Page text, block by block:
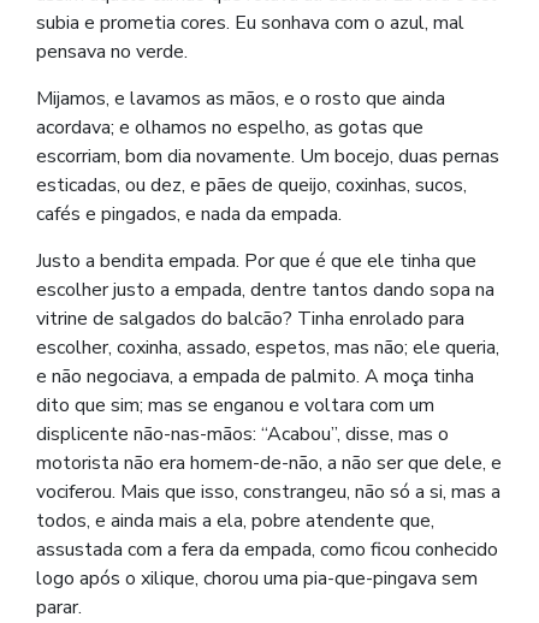
subia e prometia cores. Eu sonhava com o azul, mal
pensava no verde.
Mijamos, e lavamos as mãos, e o rosto que ainda
acordava; e olhamos no espelho, as gotas que
escorriam, bom dia novamente. Um bocejo, duas pernas
esticadas, ou dez, e pães de queijo, coxinhas, sucos,
cafés e pingados, e nada da empada.
Justo a bendita empada. Por que é que ele tinha que
escolher justo a empada, dentre tantos dando sopa na
vitrine de salgados do balcão? Tinha enrolado para
escolher, coxinha, assado, espetos, mas não; ele queria,
e não negociava, a empada de palmito. A moça tinha
dito que sim; mas se enganou e voltara com um
displicente não-nas-mãos: “Acabou”, disse, mas o
motorista não era homem-de-não, a não ser que dele, e
vociferou. Mais que isso, constrangeu, não só a si, mas a
todos, e ainda mais a ela, pobre atendente que,
assustada com a fera da empada, como ficou conhecido
logo após o xilique, chorou uma pia-que-pingava sem
parar.